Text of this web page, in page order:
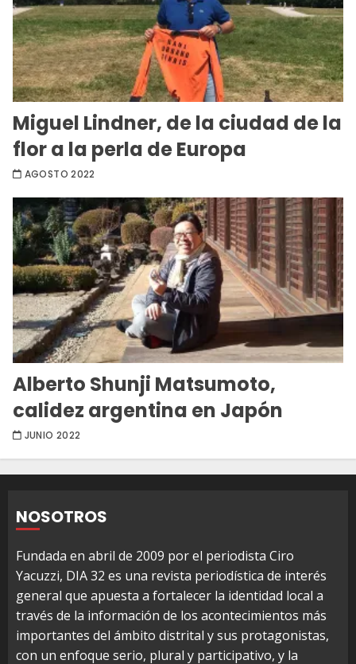
Miguel Lindner, de la ciudad de la
flor a la perla de Europa
AGOSTO 2022
Alberto Shunji Matsumoto,
calidez argentina en Japón
JUNIO 2022
NOSOTROS
Fundada en abril de 2009 por el periodista Ciro
Yacuzzi, DIA 32 es una revista periodística de interés
general que apuesta a fortalecer la identidad local a
través de la información de los acontecimientos más
importantes del ámbito distrital y sus protagonistas,
con un enfoque serio, plural y participativo, y la